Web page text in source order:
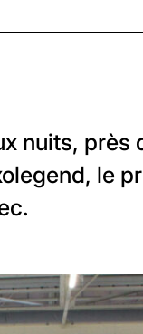
nuits, près
le